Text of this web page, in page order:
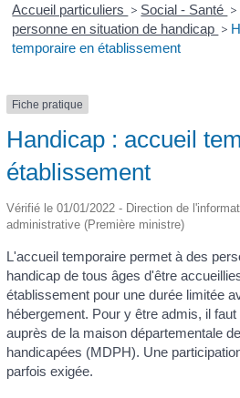
Accueil particuliers > Social - Santé >
personne en situation de handicap >
temporaire en établissement
Fiche pratique
Handicap : accueil
établissement
Vérifié le 01/01/2022 - Direction de
administrative (Première ministre)
L'accueil temporaire permet à des
handicap de tous âges d'être
établissement pour une durée limitée
hébergement. Pour y être admis, il
auprès de la maison départementale
handicapées (MDPH). Une
parfois exigée.